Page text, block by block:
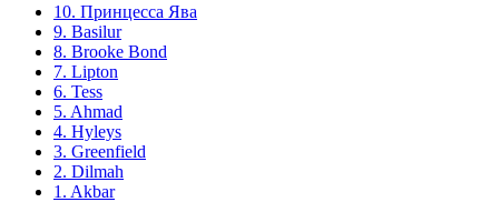
10. Принцесса Ява
9. Basilur
8. Brooke Bond
7. Lipton
6. Tess
5. Ahmad
4. Hyleys
3. Greenfield
2. Dilmah
1. Akbar